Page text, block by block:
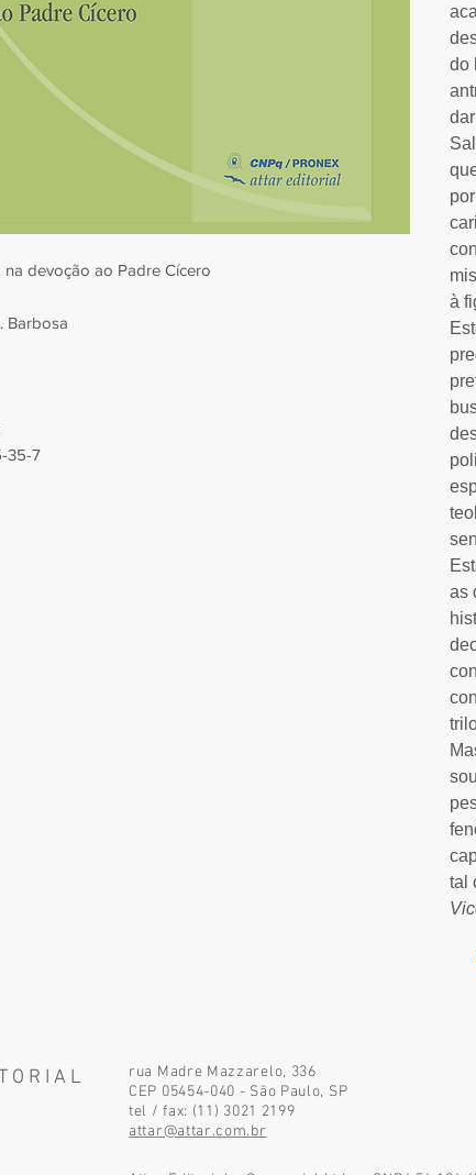
devoção ao Padre Cícero
Barbosa
35-7
do
à
as
tal
O R I A L
rua Madre Mazzarelo, 336
CEP 05454-040 - São Paulo, SP
tel / fax: (11) 3021 2199
attar@attar.com.br